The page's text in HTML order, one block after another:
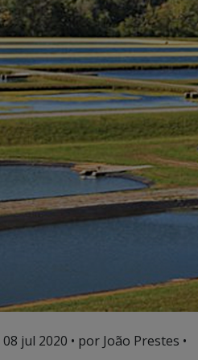
08 jul 2020 • por João Prestes •